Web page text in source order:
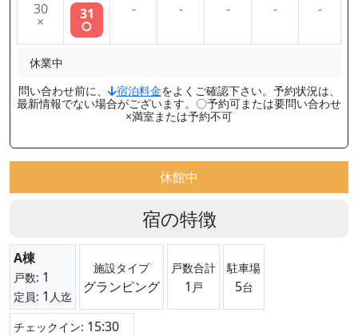
30
× 31
○
- - - - -
休業中
問い合わせ前に、 宿泊料金をよくご確認下さい。予約状況は、
最新情報でない場合がございます。〇予約可または要問い合わせ
×満室または予約不可
休館中
宿の特徴
A棟
戸数: 1
定員: 1 人迄
施設タイプ
グランピング
戸数合計
1 戸
駐車場
5台
チェックイン: 15:30